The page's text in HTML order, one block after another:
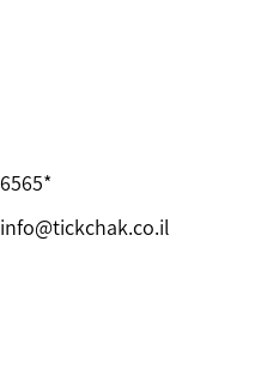
*6565
info@tickchak.co.il